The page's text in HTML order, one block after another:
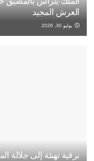
العرش المجيد
يوليو 30, 2026
برقية تهنئة إلى